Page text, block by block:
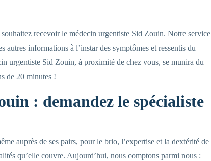
recevoir le médecin urgentiste Sid Zouin. Notre service
autres informations à l’instar des symptômes et ressentis du
urgentiste Sid Zouin, à proximité de chez vous, se munira du
de 20 minutes !
: demandez le spécialiste
auprès de ses pairs, pour le brio, l’expertise et la dextérité de
qu’elle couvre. Aujourd’hui, nous comptons parmi nous :